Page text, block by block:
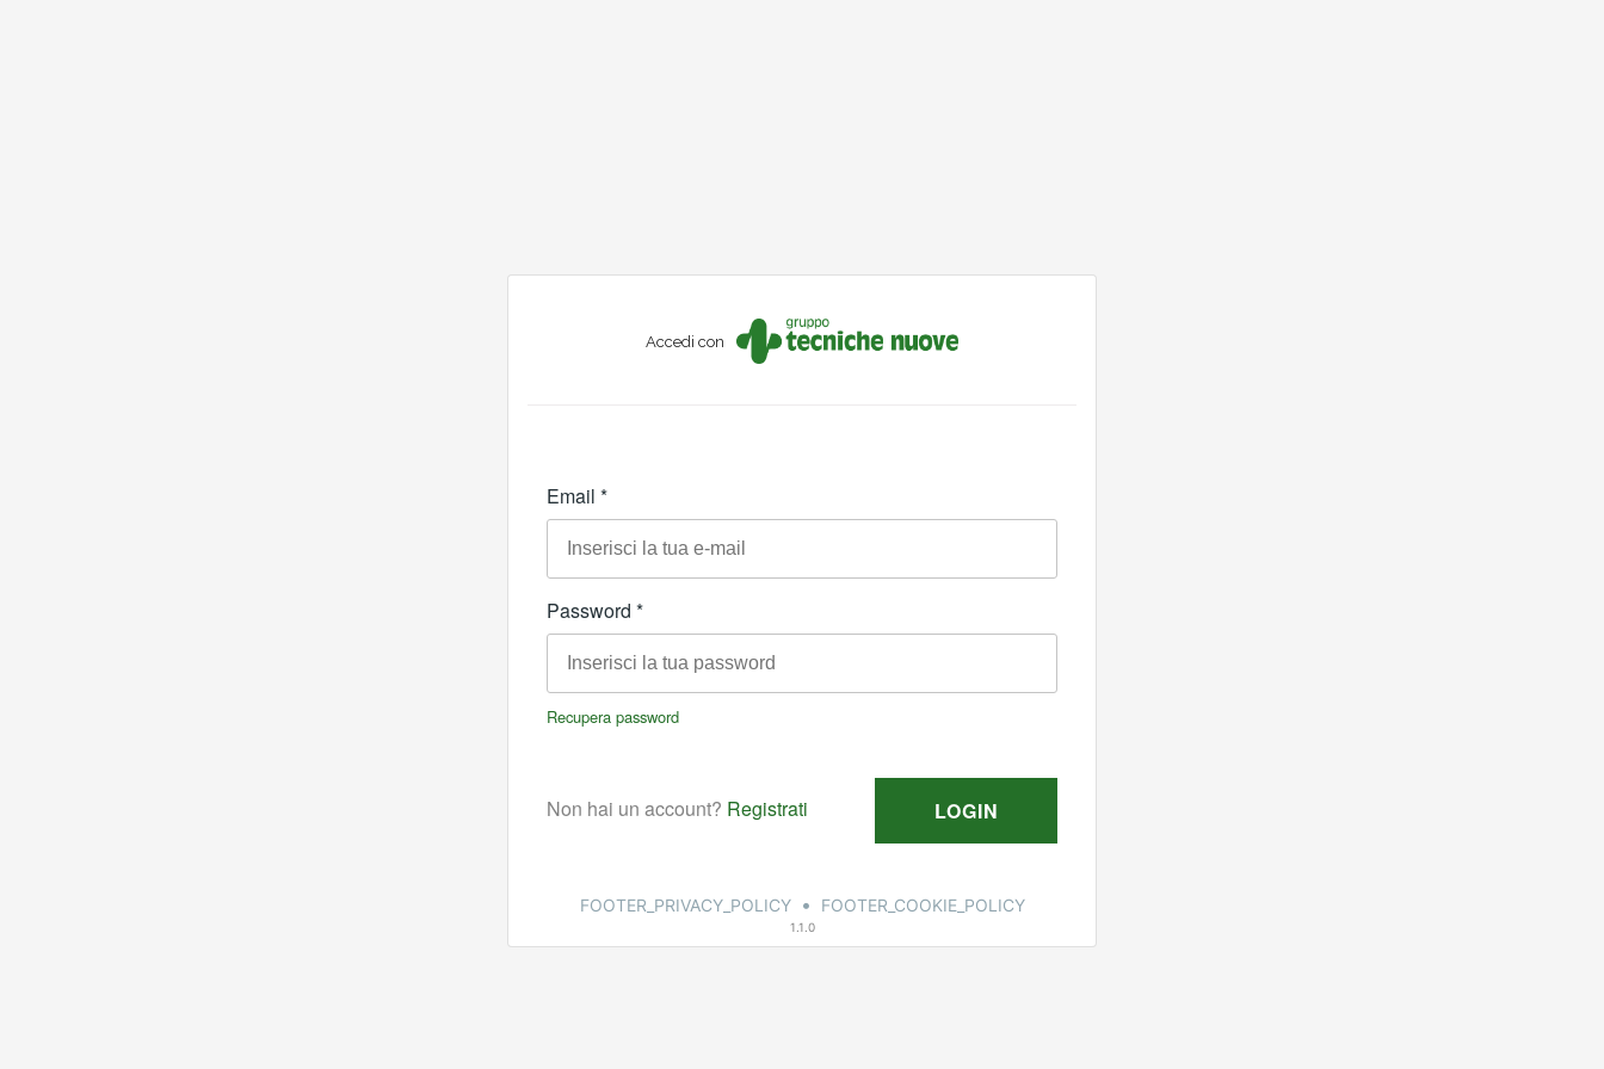
Accedi con
FOOTER_PRIVACY_POLICY • FOOTER_COOKIE_POLICY
1.1.0